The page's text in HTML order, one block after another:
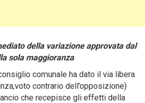
della variazione approvata dal
sola maggioranza
comunale ha dato il via libera
contrario dell’opposizione)
che recepisce gli effetti della